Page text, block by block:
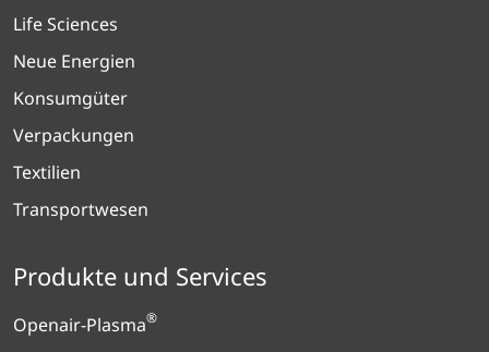
Life Sciences
Neue Energien
Konsumgüter
Verpackungen
Textilien
Transportwesen
Produkte und Services
Openair-Plasma®